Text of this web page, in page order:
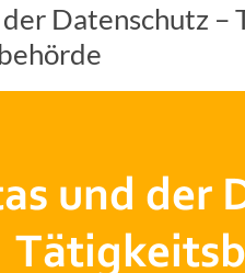
Datenschutz